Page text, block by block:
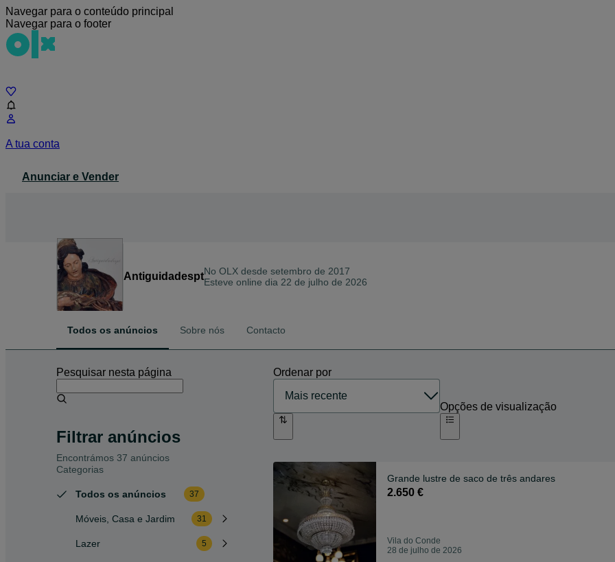
Navegar para o conteúdo principal
Navegar para o footer
A tua conta
Anunciar e Vender
AntiguidadesptNo OLX desde setembro de 2017
Esteve online dia 22 de julho de 2026
Todos os anúncios Sobre nós Contacto
Pesquisar nesta página
Filtrar anúncios
Encontrámos 37 anúncios
Categorias
Todos os anúncios 37
Móveis, Casa e Jardim 31
Lazer 5
Ordenar por
Opções de visualização
Grande lustre de saco de três andares
2.650 €
Vila do Conde
28 de julho de 2026